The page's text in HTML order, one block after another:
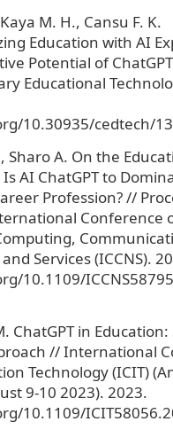
M. H., Cansu F. K.
Education with AI
Potential of
Educational
10.30935/cedtech/
Sharo A. On the
Is AI ChatGPT to
Profession? //
Conference
Services (ICCNS).
10.1109/
ChatGPT in Education:
// International
Technology (ICIT)
9-10 2023). 2023.
10.1109/